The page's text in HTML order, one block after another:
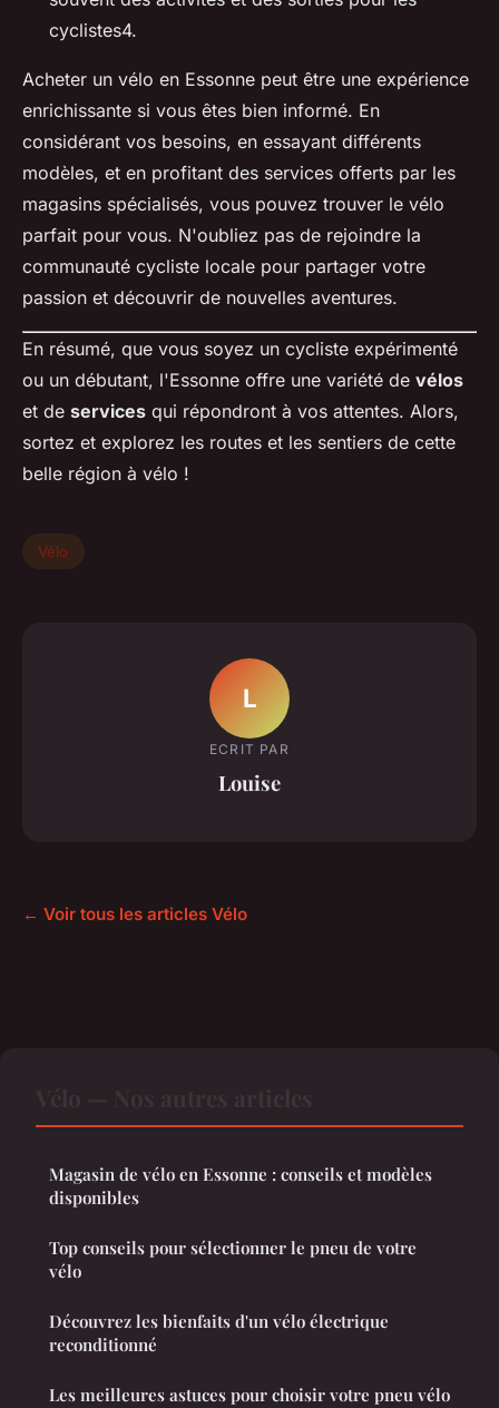
cyclistes4.
Acheter un vélo en Essonne peut être une expérience
enrichissante si vous êtes bien informé. En
considérant vos besoins, en essayant différents
modèles, et en profitant des services offerts par les
magasins spécialisés, vous pouvez trouver le vélo
parfait pour vous. N'oubliez pas de rejoindre la
communauté cycliste locale pour partager votre
passion et découvrir de nouvelles aventures.
En résumé, que vous soyez un cycliste expérimenté
ou un débutant, l'Essonne offre une variété de vélos
et de services qui répondront à vos attentes. Alors,
sortez et explorez les routes et les sentiers de cette
belle région à vélo !
Vélo
L
ECRIT PAR
Louise
← Voir tous les articles Vélo
Magasin de vélo en Essonne : conseils et modèles
disponibles
Top conseils pour sélectionner le pneu de votre
vélo
Découvrez les bienfaits d'un vélo électrique
reconditionné
Les meilleures astuces pour choisir votre pneu vélo